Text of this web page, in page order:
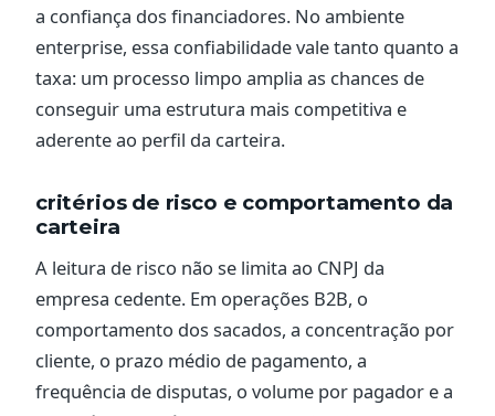
a confiança dos financiadores. No ambiente
enterprise, essa confiabilidade vale tanto quanto a
taxa: um processo limpo amplia as chances de
conseguir uma estrutura mais competitiva e
aderente ao perfil da carteira.
critérios de risco e comportamento da
carteira
A leitura de risco não se limita ao CNPJ da
empresa cedente. Em operações B2B, o
comportamento dos sacados, a concentração por
cliente, o prazo médio de pagamento, a
frequência de disputas, o volume por pagador e a